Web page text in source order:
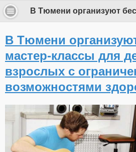
В Тюмени
мастер-классы для
взрослых с
возможностями